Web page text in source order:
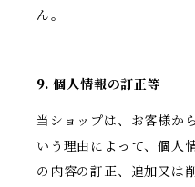
ん。
9. 個人情報の訂正等
当ショップは、お客様か
いう理由によって、個人
の内容の訂正、追加又は